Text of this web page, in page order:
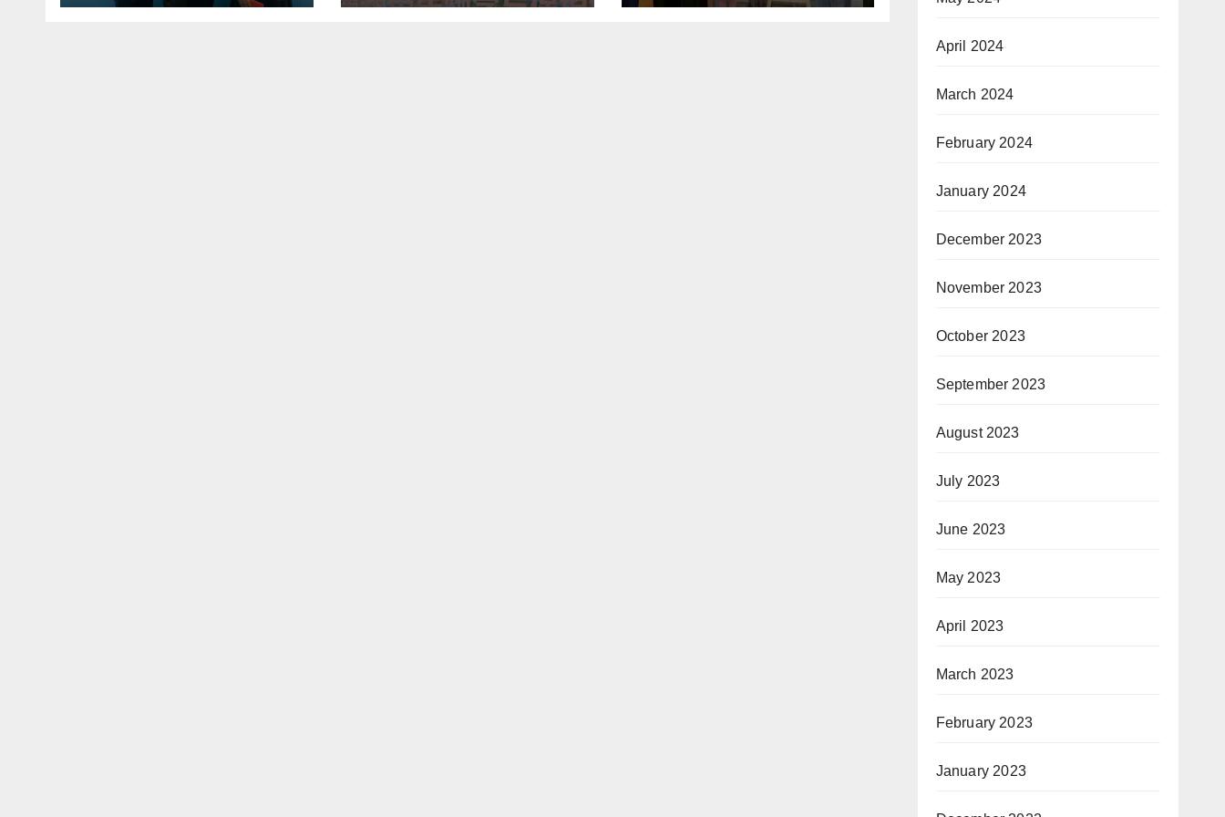
Concept at World Spa &
Name of Seidenfaden”
April 2024
March 2024
February 2024
January 2024
December 2023
November 2023
October 2023
September 2023
August 2023
July 2023
June 2023
May 2023
April 2023
March 2023
February 2023
January 2023